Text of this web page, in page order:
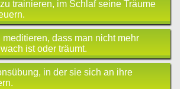
trainieren, im Schlaf seine Träume
meditieren, dass man nicht mehr
ist oder träumt.
in der sie sich an ihre